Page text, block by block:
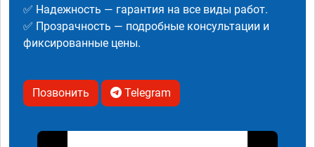
✅ Надежность — гарантия на все виды работ.
✅ Прозрачность — подробные консультации и
фиксированные цены.
Позвонить Telegram